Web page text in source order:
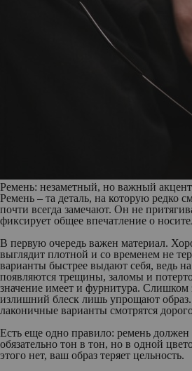
Ремень: незаметный, но важный акцент
Ремень – та деталь, на которую редко
почти всегда замечают. Он не
фиксирует общее впечатление о
В первую очередь важен материал.
выглядит плотной и со временем не
варианты быстрее выдают себя, ведь
появляются трещины, заломы и
значение имеет и фурнитура.
излишний блеск лишь упрощают
лаконичные варианты смотрятся
Есть еще одно правило: ремень должен
обязательно тон в тон, но в одной
этого нет, ваш образ теряет цельность.